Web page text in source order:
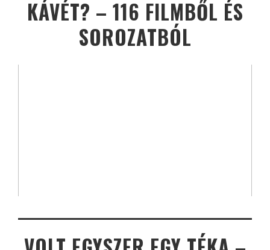
KÁVÉT? – 116 FILMBŐL ÉS
SOROZATBÓL